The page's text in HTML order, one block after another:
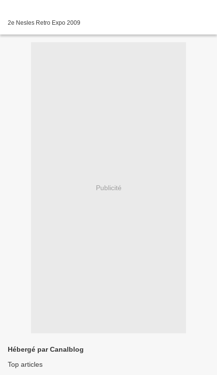
2e Nesles Retro Expo 2009
Publicité
Hébergé par Canalblog
Top articles